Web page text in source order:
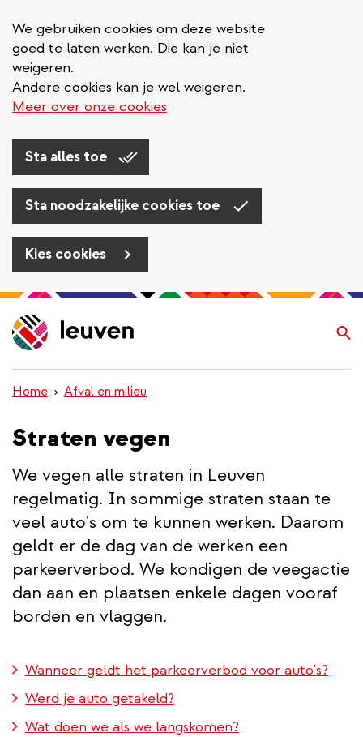
We gebruiken cookies om deze website
goed te laten werken. Die kan je niet
weigeren.
Andere cookies kan je wel weigeren.
Meer over onze cookies
Sta alles toe
Sta noodzakelijke cookies toe
Kies cookies
Overslaan
en
naar
inhoud
gaan
Home Afval en milieu
Straten vegen
We vegen alle straten in Leuven
regelmatig. In sommige straten staan te
veel auto's om te kunnen werken. Daarom
geldt er de dag van de werken een
parkeerverbod. We kondigen de veegactie
dan aan en plaatsen enkele dagen vooraf
borden en vlaggen.
Wanneer geldt het parkeerverbod voor auto's?
Werd je auto getakeld?
Wat doen we als we langskomen?